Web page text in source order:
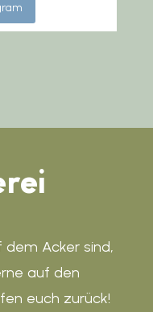
dem Acker sind,
auf den
euch zurück!